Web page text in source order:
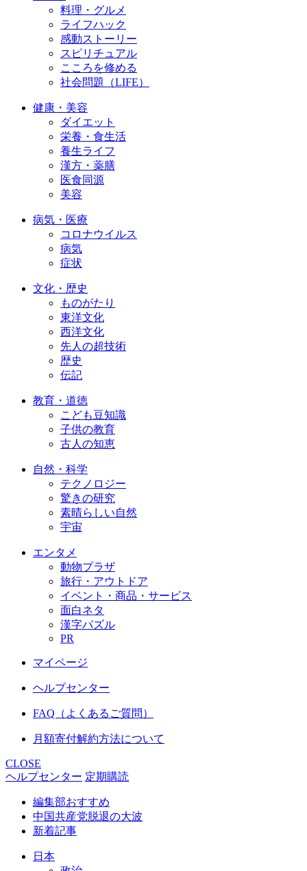
料理・グルメ
ライフハック
感動ストーリー
スピリチュアル
こころを修める
社会問題（LIFE）
健康・美容
ダイエット
栄養・食生活
養生ライフ
漢方・薬膳
医食同源
美容
病気・医療
コロナウイルス
病気
症状
文化・歴史
ものがたり
東洋文化
西洋文化
先人の超技術
歴史
伝記
教育・道徳
こども豆知識
子供の教育
古人の知恵
自然・科学
テクノロジー
驚きの研究
素晴らしい自然
宇宙
エンタメ
動物プラザ
旅行・アウトドア
イベント・商品・サービス
面白ネタ
漢字パズル
PR
マイページ
ヘルプセンター
FAQ（よくあるご質問）
月額寄付解約方法について
CLOSE
ヘルプセンター 定期購読
編集部おすすめ
中国共産党脱退の大波
新着記事
日本